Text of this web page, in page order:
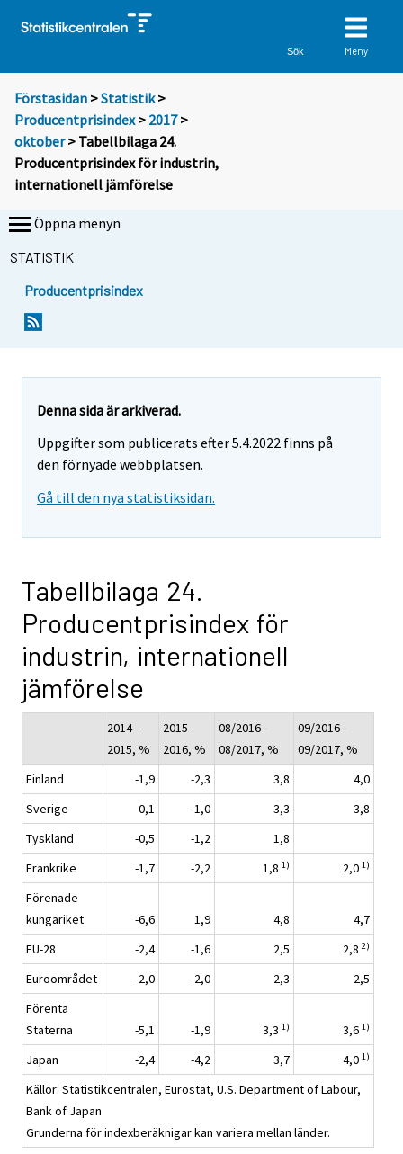
Sök Meny
Förstasidan >Statistik >
Producentprisindex> 2017>
oktober> Tabellbilaga 24.
Producentprisindex för industrin,
internationell jämförelse
Öppna menyn
STATISTIK
Producentprisindex
Denna sida är arkiverad.
Uppgifter som publicerats efter 5.4.2022 finns på
den förnyade webbplatsen.
Gå till den nya statistiksidan.
Tabellbilaga 24.
Producentprisindex för
industrin, internationell
jämförelse
2014–
2015, %
2015–
2016, %
08/2016–
08/2017, %
09/2016–
09/2017, %
Finland
-1,9 -2,3 3,8
4,0
Sverige
0,1 -1,0 3,3
3,8
Tyskland
-0,5 -1,2
1,8
Frankrike
-1,7 -2,2 1,8 1) 2,0 1)
Förenade
kungariket
-6,6 1,9 4,8
4,7
EU-28
-2,4 -1,6 2,5 2,8 2)
Euroområdet -2,0 -2,0 2,3
2,5
Förenta
Staterna
-5,1 -1,9 3,3 1) 3,6 1)
Japan -2,4 -4,2 3,7 4,0 1)
Källor: Statistikcentralen, Eurostat, U.S. Department of Labour,
Bank of Japan
Grunderna för indexberäknigar kan variera mellan länder.